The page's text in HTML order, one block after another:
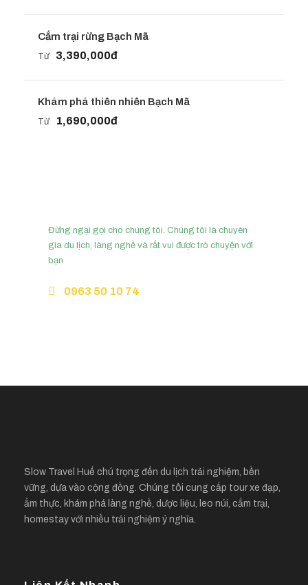
Cắm trại rừng Bạch Mã
Từ 3,390,000đ
Khám phá thiên nhiên Bạch Mã
Từ 1,690,000đ
Đừng ngại gọi cho chúng tôi. Chúng tôi là chuyên
gia du lịch, làng nghề và rất vui được trò chuyện với
bạn
0963 50 10 74
Slow Travel Huế chú trọng đến du lịch trải nghiệm, bền
vững, dựa vào cộng đồng. Chúng tôi cung cấp tour xe đạp,
ẩm thực, khám phá làng nghề, dược liệu, leo núi, cắm trại,
homestay với nhiều trải nghiệm ý nghĩa.